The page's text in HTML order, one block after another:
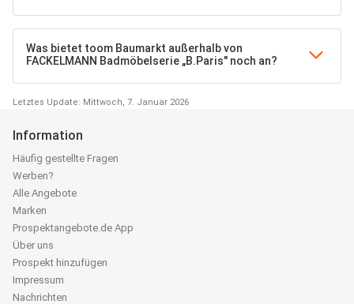
Was bietet toom Baumarkt außerhalb von
FACKELMANN Badmöbelserie „B.Paris" noch an?
Letztes Update: Mittwoch, 7. Januar 2026
Information
Häufig gestellte Fragen
Werben?
Alle Angebote
Marken
Prospektangebote.de App
Über uns
Prospekt hinzufügen
Impressum
Nachrichten